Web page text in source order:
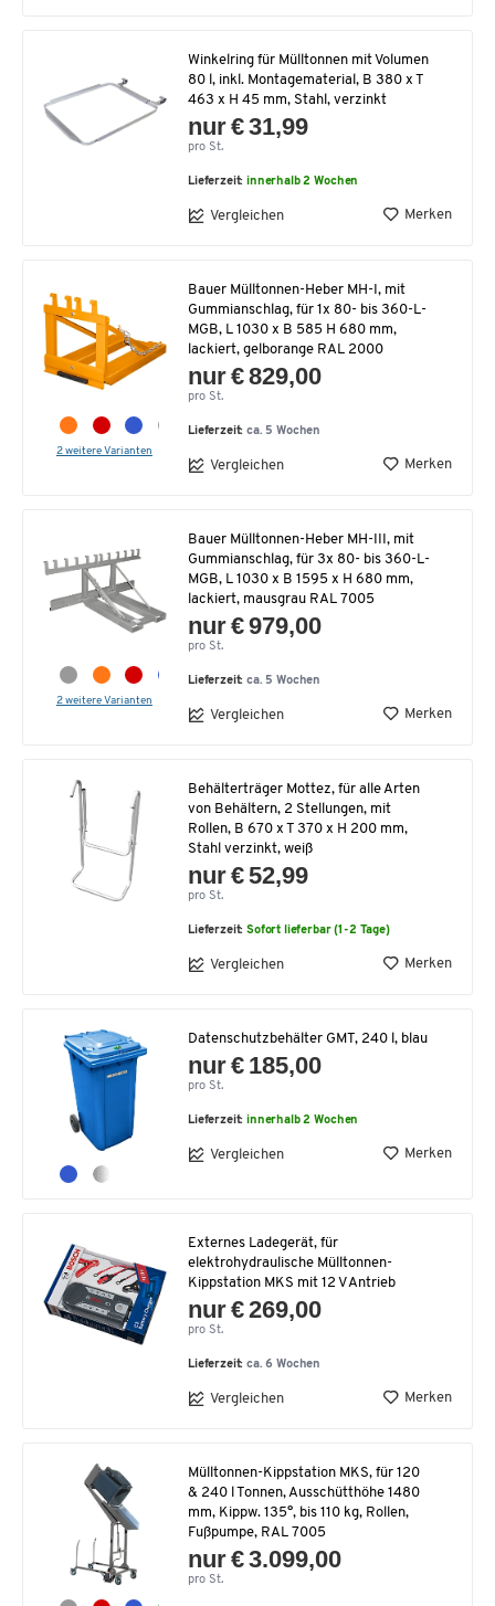
Winkelring für Mülltonnen mit Volumen
80 l, inkl. Montagematerial, B 380 x T
463 x H 45 mm, Stahl, verzinkt
nur € 31,99
pro St.
Lieferzeit:innerhalb 2 Wochen
Vergleichen Merken
2 weitere Varianten
Bauer Mülltonnen-Heber MH-I, mit
Gummianschlag, für 1x 80- bis 360-L-
MGB, L 1030 x B 585 H 680 mm,
lackiert, gelborange RAL 2000
nur € 829,00
pro St.
Lieferzeit:ca. 5 Wochen
Vergleichen Merken
2 weitere Varianten
Bauer Mülltonnen-Heber MH-III, mit
Gummianschlag, für 3x 80- bis 360-L-
MGB, L 1030 x B 1595 x H 680 mm,
lackiert, mausgrau RAL 7005
nur € 979,00
pro St.
Lieferzeit:ca. 5 Wochen
Vergleichen Merken
Behälterträger Mottez, für alle Arten
von Behältern, 2 Stellungen, mit
Rollen, B 670 x T 370 x H 200 mm,
Stahl verzinkt, weiß
nur € 52,99
pro St.
Lieferzeit:Sofort lieferbar (1-2 Tage)
Vergleichen Merken
Datenschutzbehälter GMT, 240 l, blau
nur € 185,00
pro St.
Lieferzeit:innerhalb 2 Wochen
Vergleichen Merken
Externes Ladegerät, für
elektrohydraulische Mülltonnen-
Kippstation MKS mit 12 V Antrieb
nur € 269,00
pro St.
Lieferzeit:ca. 6 Wochen
Vergleichen Merken
Mülltonnen-Kippstation MKS, für 120
& 240 l Tonnen, Ausschütthöhe 1480
mm, Kippw. 135°, bis 110 kg, Rollen,
Fußpumpe, RAL 7005
nur € 3.099,00
pro St.